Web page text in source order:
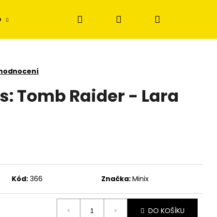
Disney Lorcana Stavebnice
Hledat PřihlášeníNákupní
Tomb Raider - Lara
Kód: 366 Značka:Minix
DO KOŠÍKU